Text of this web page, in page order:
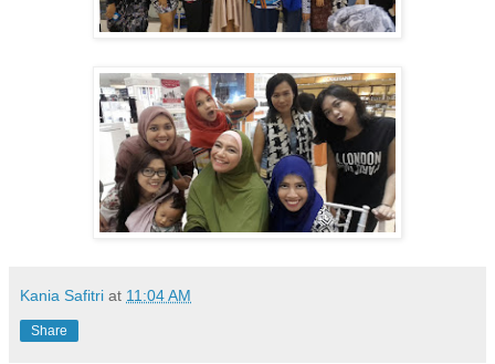
Kania Safitri at 11:04 AM
Share